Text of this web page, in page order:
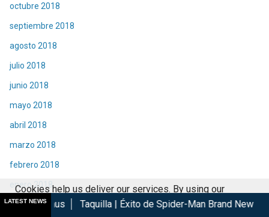
octubre 2018
septiembre 2018
agosto 2018
julio 2018
junio 2018
mayo 2018
abril 2018
marzo 2018
febrero 2018
enero 2018
diciembre 2017
LATEST NEWS
Taquilla | Éxito de Spider-Man Brand New Day en cines
Cookies help us deliver our services. By using our
services, you agree to our use of cookies.
Got it